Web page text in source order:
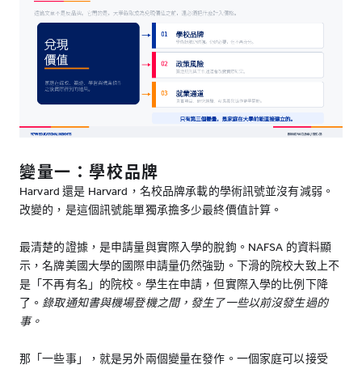
變量一：學校品牌
Harvard 還是 Harvard，名校品牌承載的學術訊號並沒有減弱。
改變的，是這個訊號能單獨承擔多少最終價值計算。
最清楚的證據，是申請量與實際入學的脫鉤。NAFSA 的資料顯
示，名牌美國大學的國際申請量仍然強勁。下滑的院校大致上不
是「不再有名」的院校。學生在申請，但實際入學的比例下降
了。錄取通知書與機場登機之間，發生了一些以前沒發生過的
事。
那「一些事」，就是另外兩個變量在發作。一個家庭可以接受